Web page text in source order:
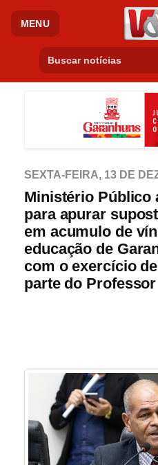
MENU
SEXTA-FEIRA, 13 DE
Ministério Público
para apurar
em acumulo de
educação de
com o exercício
parte do